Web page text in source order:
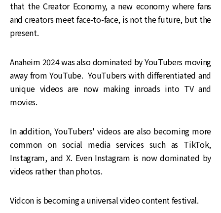
that the Creator Economy, a new economy where fans
and creators meet face-to-face, is not the future, but the
present.
Anaheim 2024 was also dominated by YouTubers moving
away from YouTube. YouTubers with differentiated and
unique videos are now making inroads into TV and
movies.
In addition, YouTubers' videos are also becoming more
common on social media services such as TikTok,
Instagram, and X. Even Instagram is now dominated by
videos rather than photos.
Vidcon is becoming a universal video content festival.